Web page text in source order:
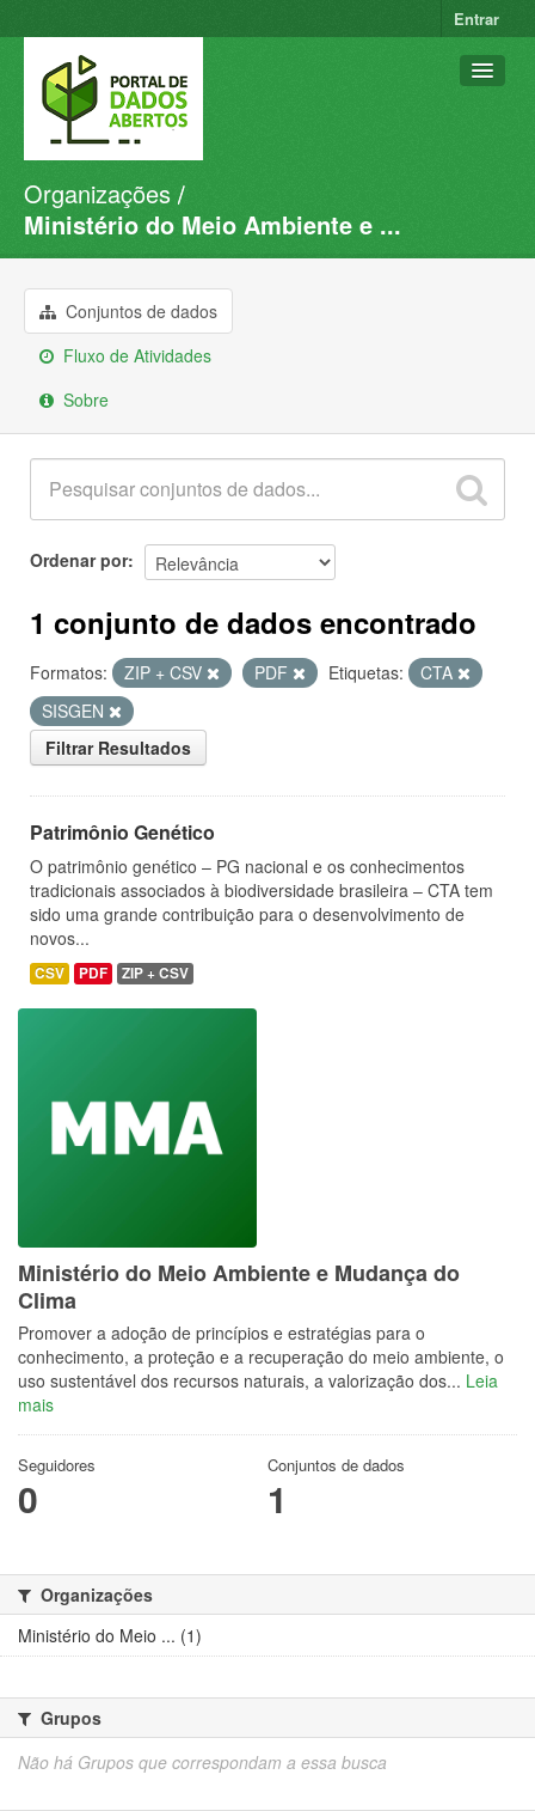
Entrar
Conjuntos de dados
Organizações
Sobre
Organizações
Ministério do Meio Ambiente e ...
Conjuntos de dados
Fluxo de Atividades
Sobre
Ordenar por
1 conjunto de dados encontrado
Formatos: ZIP + CSV PDF Etiquetas:
CTA
SISGEN
Filtrar Resultados
Patrimônio Genético
O patrimônio genético – PG nacional e os conhecimentos
tradicionais associados à biodiversidade brasileira – CTA tem
sido uma grande contribuição para o desenvolvimento de
novos...
CSV PDF ZIP + CSV
Ministério do Meio Ambiente e Mudança do
Clima
Promover a adoção de princípios e estratégias para o
conhecimento, a proteção e a recuperação do meio ambiente, o
uso sustentável dos recursos naturais, a valorização dos... Leia
mais
Seguidores
0
Conjuntos de dados
1
Organizações
Ministério do Meio ... (1)
Grupos
Não há Grupos que correspondam a essa busca